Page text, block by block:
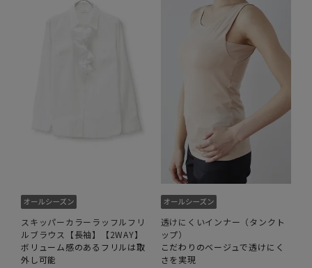
スキッパーカラーラッフルフリ
ルブラウス【長袖】【2WAY】
ボリューム感のあるフリルは取
外し可能
透けにくいインナー（タンクト
ップ）
こだわりのベージュで透けにく
さを実現